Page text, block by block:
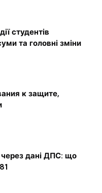
студентів
та головні зміни
к защите,
через дані ДПС: що